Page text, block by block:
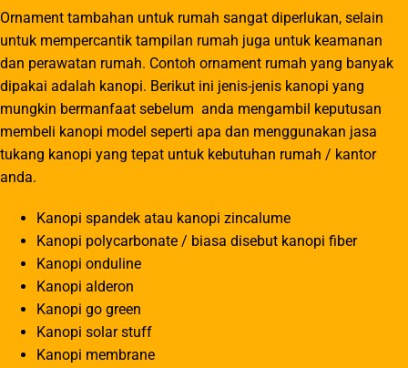
Ornament tambahan untuk rumah sangat diperlukan, selain
untuk mempercantik tampilan rumah juga untuk keamanan
dan perawatan rumah. Contoh ornament rumah yang banyak
dipakai adalah kanopi. Berikut ini jenis-jenis kanopi yang
mungkin bermanfaat sebelum anda mengambil keputusan
membeli kanopi model seperti apa dan menggunakan jasa
tukang kanopi yang tepat untuk kebutuhan rumah / kantor
anda.
Kanopi spandek atau kanopi zincalume
Kanopi polycarbonate / biasa disebut kanopi fiber
Kanopi onduline
Kanopi alderon
Kanopi go green
Kanopi solar stuff
Kanopi membrane